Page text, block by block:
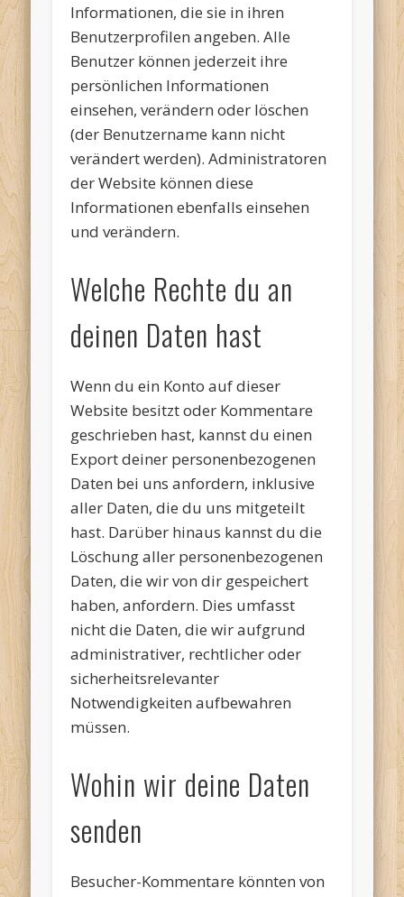
Informationen, die sie in ihren
Benutzerprofilen angeben. Alle
Benutzer können jederzeit ihre
persönlichen Informationen
einsehen, verändern oder löschen
(der Benutzername kann nicht
verändert werden). Administratoren
der Website können diese
Informationen ebenfalls einsehen
und verändern.
Welche Rechte du an
deinen Daten hast
Wenn du ein Konto auf dieser
Website besitzt oder Kommentare
geschrieben hast, kannst du einen
Export deiner personenbezogenen
Daten bei uns anfordern, inklusive
aller Daten, die du uns mitgeteilt
hast. Darüber hinaus kannst du die
Löschung aller personenbezogenen
Daten, die wir von dir gespeichert
haben, anfordern. Dies umfasst
nicht die Daten, die wir aufgrund
administrativer, rechtlicher oder
sicherheitsrelevanter
Notwendigkeiten aufbewahren
müssen.
Wohin wir deine Daten
senden
Besucher-Kommentare könnten von